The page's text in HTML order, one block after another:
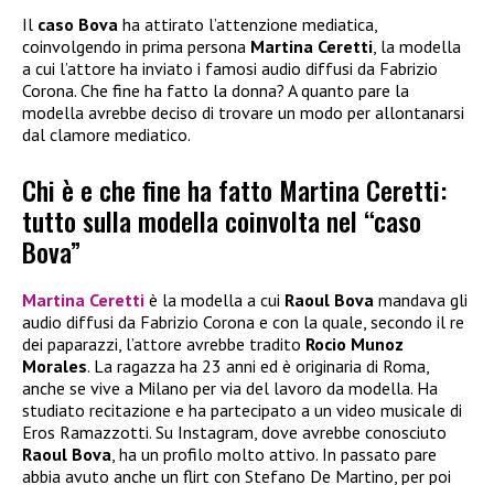
Il caso Bova ha attirato l’attenzione mediatica,
coinvolgendo in prima persona Martina Ceretti, la modella
a cui l’attore ha inviato i famosi audio diffusi da Fabrizio
Corona. Che fine ha fatto la donna? A quanto pare la
modella avrebbe deciso di trovare un modo per allontanarsi
dal clamore mediatico.
Chi è e che fine ha fatto Martina Ceretti:
tutto sulla modella coinvolta nel “caso
Bova”
Martina Ceretti è la modella a cui Raoul Bova mandava gli
audio diffusi da Fabrizio Corona e con la quale, secondo il re
dei paparazzi, l’attore avrebbe tradito Rocio Munoz
Morales. La ragazza ha 23 anni ed è originaria di Roma,
anche se vive a Milano per via del lavoro da modella. Ha
studiato recitazione e ha partecipato a un video musicale di
Eros Ramazzotti. Su Instagram, dove avrebbe conosciuto
Raoul Bova, ha un profilo molto attivo. In passato pare
abbia avuto anche un flirt con Stefano De Martino, per poi